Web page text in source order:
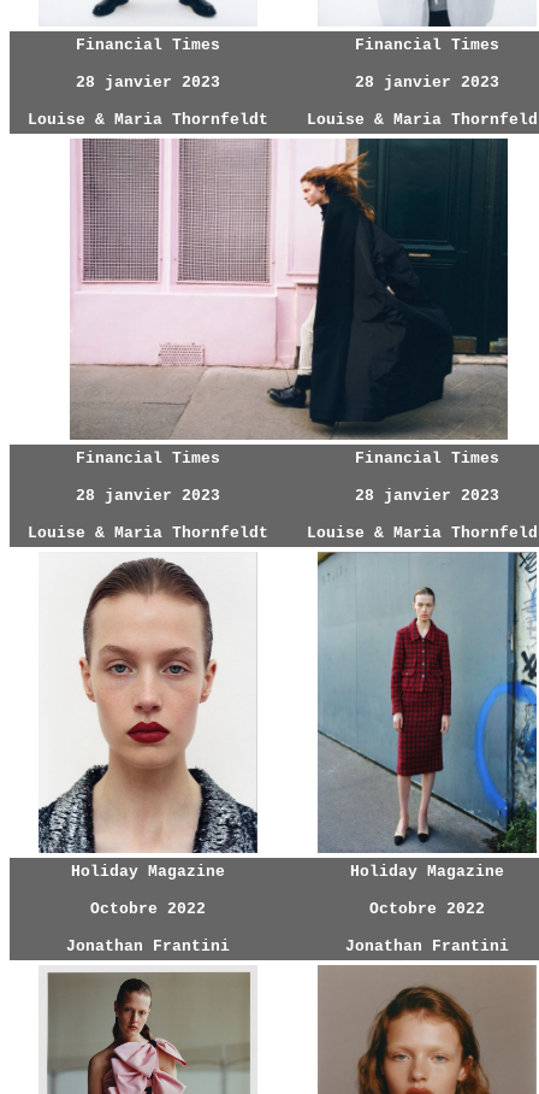
Financial Times
28 janvier 2023
Louise & Maria Thornfeldt
Financial Times
28 janvier 2023
Louise & Maria
Financial Times
28 janvier 2023
Louise & Maria Thornfeldt
Financial Times
28 janvier 2023
Louise & Maria
Holiday Magazine
Octobre 2022
Jonathan Frantini
Holiday Magazine
Octobre 2022
Jonathan Frantini